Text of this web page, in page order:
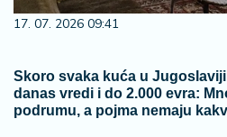
17. 07. 2026 09:41
Skoro svaka kuća u
danas vredi i do 2.000 evra:
podrumu, a pojma nemaju